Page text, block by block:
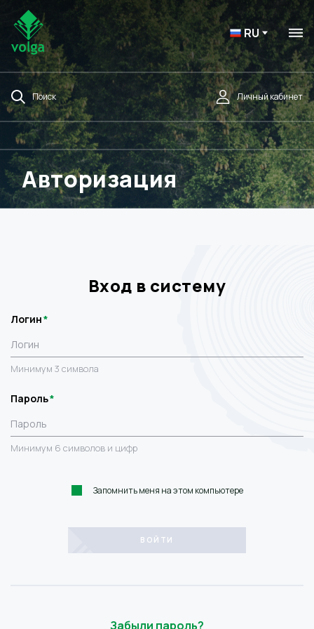
RU
Поиск Личный кабинет
Авторизация
Вход в систему
Логин
Минимум 3 символа
Пароль
Минимум 6 символов и цифр
Запомнить меня на этом компьютере
Забыли пароль?